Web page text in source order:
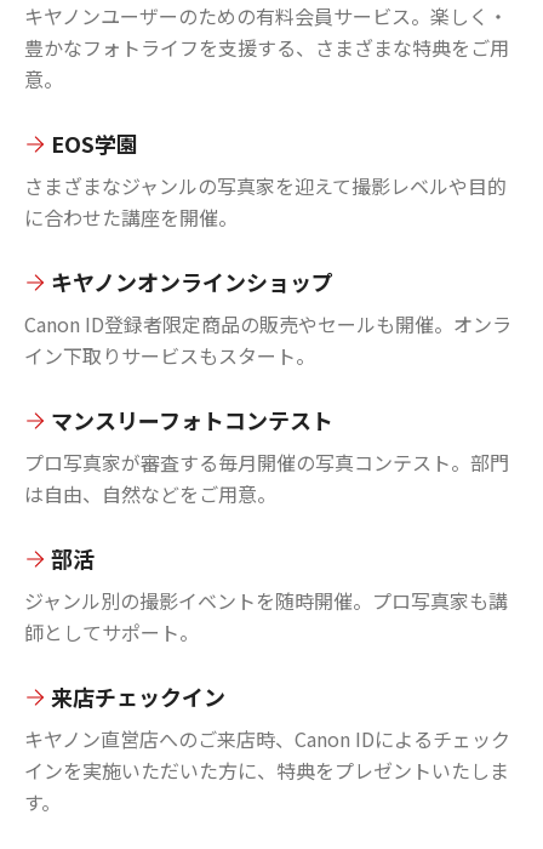
キヤノンユーザーのための有料会員サービス。楽しく・
豊かなフォトライフを支援する、さまざまな特典をご用
意。
EOS学園
さまざまなジャンルの写真家を迎えて撮影レベルや目的
に合わせた講座を開催。
キヤノンオンラインショップ
Canon ID登録者限定商品の販売やセールも開催。オンラ
イン下取りサービスもスタート。
マンスリーフォトコンテスト
プロ写真家が審査する毎月開催の写真コンテスト。部門
は自由、自然などをご用意。
部活
ジャンル別の撮影イベントを随時開催。プロ写真家も講
師としてサポート。
来店チェックイン
キヤノン直営店へのご来店時、Canon IDによるチェック
インを実施いただいた方に、特典をプレゼントいたしま
す。